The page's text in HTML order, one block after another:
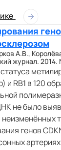
А.В.,
журнал.
и RB1 в 120
не было
генов